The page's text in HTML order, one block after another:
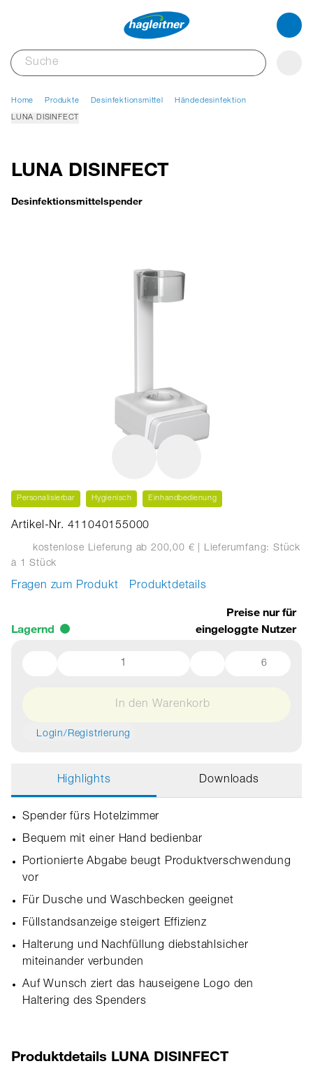
Home Produkte Desinfektionsmittel Händedesinfektion
LUNA DISINFECT
LUNA DISINFECT
Desinfektionsmittelspender
Personalisierbar Hygienisch Einhandbedienung
Artikel-Nr. 411040155000
kostenlose Lieferung ab 200,00 € | Lieferumfang: Stück
à 1 Stück
Fragen zum Produkt Produktdetails
Lagernd
Preise nur für
eingeloggte Nutzer
6
In den Warenkorb
Login/Registrierung
Highlights Downloads
Spender fürs Hotelzimmer
Bequem mit einer Hand bedienbar
Portionierte Abgabe beugt Produktverschwendung
vor
Für Dusche und Waschbecken geeignet
Füllstandsanzeige steigert Effizienz
Halterung und Nachfüllung diebstahlsicher
miteinander verbunden
Auf Wunsch ziert das hauseigene Logo den
Haltering des Spenders
Produktdetails LUNA DISINFECT